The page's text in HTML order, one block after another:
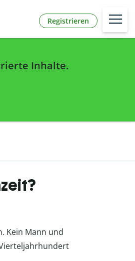
Registrieren
Inhalte.
Kein Mann und